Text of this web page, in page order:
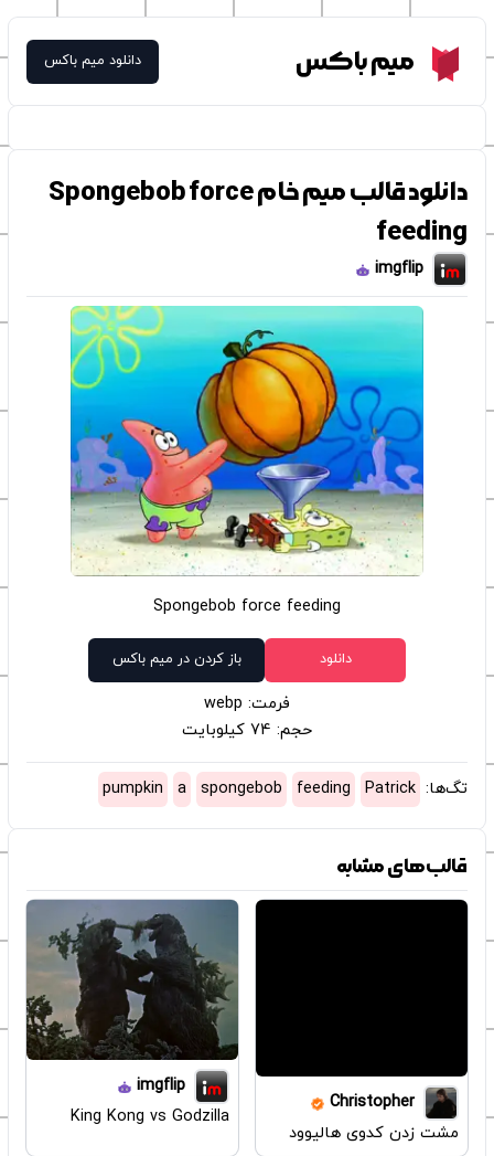
Meme Boxمیم باکس دانلود میم باکس
دانلود قالب میم خام Spongebob force
feeding
imgflip
Spongebob force feeding
دانلود باز کردن در میم باکس
فرمت: webp
حجم: 74 کیلوبایت
تگ‌ها: Patrick
feeding
spongebob
a
pumpkin
قالب‌های مشابه
Christopher
مشت زدن کدوی هالیوود
imgflip
King Kong vs Godzilla